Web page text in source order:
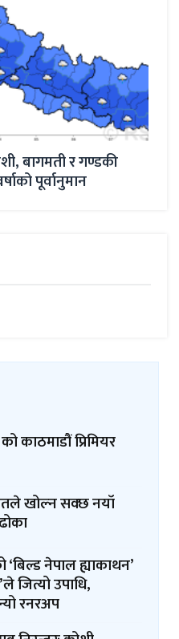
समाधानको खोजी
काठमाडौं प्रिमियर
खोल्न सक्छ नयाँ
‘बिल्ड नेपाल ह्याकाथन’
जित्यो उपाधि,
रनरअप